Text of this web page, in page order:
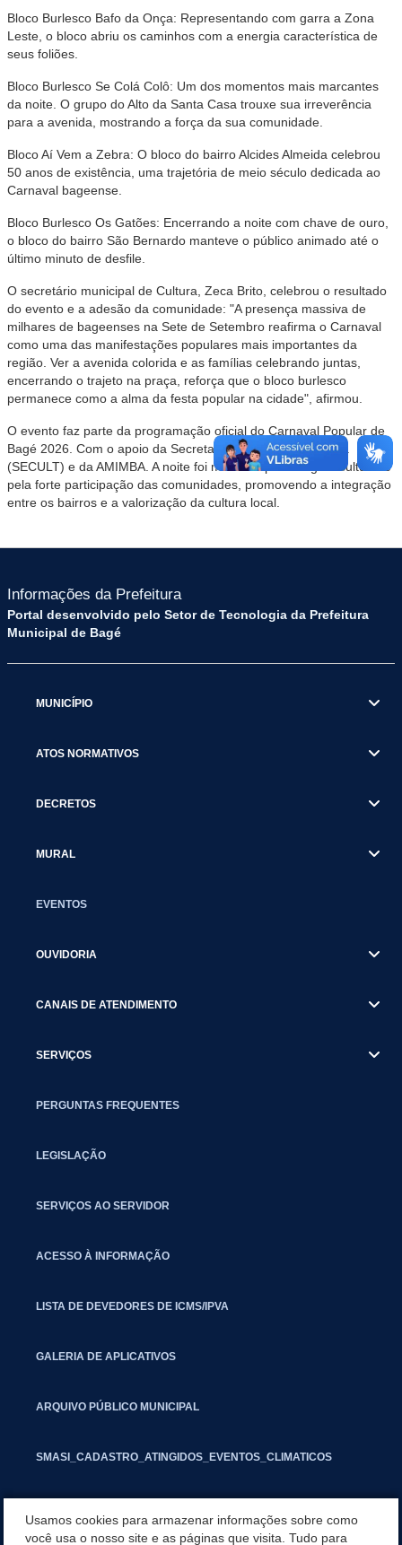
Bloco Burlesco Bafo da Onça: Representando com garra a Zona
Leste, o bloco abriu os caminhos com a energia característica de
seus foliões.
Bloco Burlesco Se Colá Colô: Um dos momentos mais marcantes
da noite. O grupo do Alto da Santa Casa trouxe sua irreverência
para a avenida, mostrando a força da sua comunidade.
Bloco Aí Vem a Zebra: O bloco do bairro Alcides Almeida celebrou
50 anos de existência, uma trajetória de meio século dedicada ao
Carnaval bageense.
Bloco Burlesco Os Gatões: Encerrando a noite com chave de ouro,
o bloco do bairro São Bernardo manteve o público animado até o
último minuto de desfile.
O secretário municipal de Cultura, Zeca Brito, celebrou o resultado
do evento e a adesão da comunidade: "A presença massiva de
milhares de bageenses na Sete de Setembro reafirma o Carnaval
como uma das manifestações populares mais importantes da
região. Ver a avenida colorida e as famílias celebrando juntas,
encerrando o trajeto na praça, reforça que o bloco burlesco
permanece como a alma da festa popular na cidade", afirmou.
O evento faz parte da programação oficial do Carnaval Popular de
Bagé 2026. Com o apoio da Secretaria Municipal de Cultura
(SECULT) e da AMIMBA. A noite foi marcada pelo resgate cultural e
pela forte participação das comunidades, promovendo a integração
entre os bairros e a valorização da cultura local.
Informações da Prefeitura
Portal desenvolvido pelo Setor de Tecnologia da Prefeitura
Municipal de Bagé
MUNICÍPIO
ATOS NORMATIVOS
DECRETOS
MURAL
EVENTOS
OUVIDORIA
CANAIS DE ATENDIMENTO
SERVIÇOS
PERGUNTAS FREQUENTES
LEGISLAÇÃO
SERVIÇOS AO SERVIDOR
ACESSO À INFORMAÇÃO
LISTA DE DEVEDORES DE ICMS/IPVA
GALERIA DE APLICATIVOS
ARQUIVO PÚBLICO MUNICIPAL
SMASI_CADASTRO_ATINGIDOS_EVENTOS_CLIMATICOS
Usamos cookies para armazenar informações sobre como
você usa o nosso site e as páginas que visita. Tudo para